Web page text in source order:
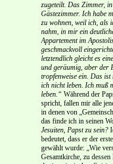
zugeteilt. Das Zimmer,
Gästezimmer. Ich habe
zu wohnen, weil ich, als
nahm, in mir ein
Appartement im
geschmackvoll
letztendlich gleicht es
und geräumig, aber der
tropfenweise ein. Das
ich nicht leben. Ich muß
leben.“ Während der
spricht, fallen mir alle
in denen von
das finde ich in seinen
Jesuiten, Papst zu sein?
bedeutet, dass er der
gewählt wurde: „Wie
Gesamtkirche, zu